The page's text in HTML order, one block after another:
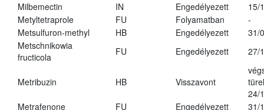
Milbemectin
IN Engedélyezett
15/
Metyltetraprole
FU Folyamatban
-
Metsulfuron-methyl
HB Engedélyezett
31/
Metschnikowia
fructicola
FU Engedélyezett 27/
Metribuzin HB Visszavont
24/
Metrafenone
FU Engedélyezett
31/